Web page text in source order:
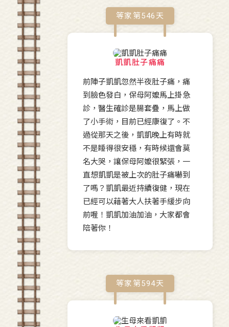
等家第546 天
凱凱肚子痛痛
前陣子凱凱忽然半夜肚子痛，痛
到臉色發白，保母阿嬤馬上掛急
診，醫生確診是腸套疊，馬上做
了小手術，目前已經康復了。不
過從那天之後，凱凱晚上有時就
不是睡得很安穩，有時候還會莫
名大哭，讓保母阿嬤很緊張，一
直想凱凱是被上次的肚子痛嚇到
了嗎？凱凱最近持續復健，現在
已經可以藉著大人扶著手緩步向
前喔！凱凱加油加油，大家都會
陪著你！
等家第594天